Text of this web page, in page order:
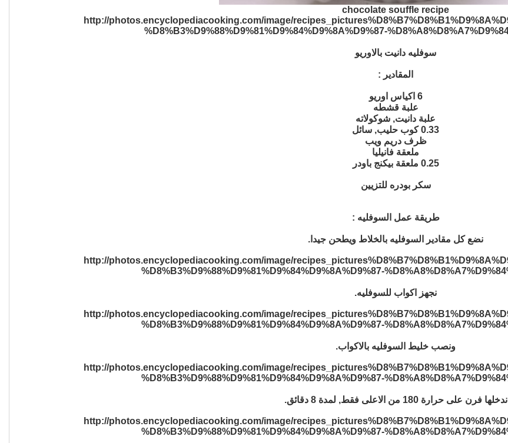
chocolate souffle recipe
سوفليه دانيت بالاوريو
المقادير :
6 اكياس اوريو
علبة قشطه
علبة دانيت, شوكولاته
0.33 كوب حليب, سائل
ظرف دريم ويب
ملعقة فانيليا
0.25 ملعقة بيكنج باودر
سكر بودره للتزيين
طريقة عمل السوفليه :
نضع كل مقادير السوفليه بالخلاط ويطحن جيدا.
نجهز اكواب للسوفليه.
ونصب خليط السوفليه بالاكواب.
ندخلها فرن على حرارة 180 من الاعلى فقط, لمدة 8 دقائق.